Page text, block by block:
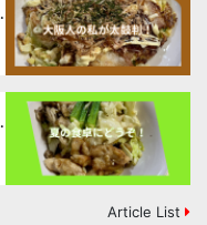
Article List